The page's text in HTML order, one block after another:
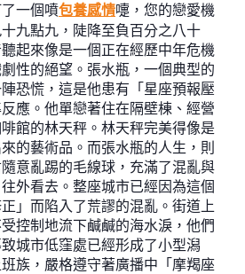
一個噴包養感情嚏，您的戀愛機
九點九，陡降至負百分之八十
起來像是一個正在經歷中年危機
性的絕望。張水瓶，一個典型的
恐慌，這是他患有「星座預報壓
應。他單戀著住在隔壁棟、經營
館的林天秤。林天秤完美得像是
的藝術品。而張水瓶的人生，則
意亂踢的毛線球，充滿了混亂與
外看去。整座城市已經因為這個
」而陷入了荒謬的混亂。街道上
控制地流下鹹鹹的海水淚，他們
城市低窪處已經形成了小型潟
族，嚴格遵守著廣播中「摩羯座